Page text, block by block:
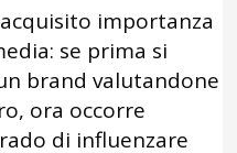
importanza
se prima si
brand valutandone
ora occorre
di influenzare